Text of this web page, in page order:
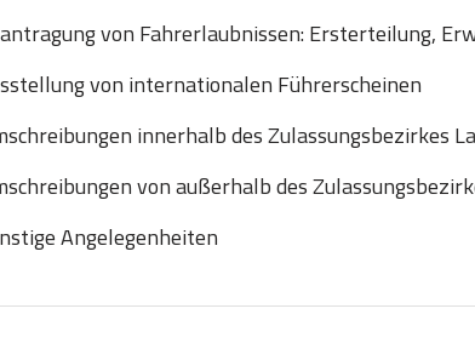
von Fahrerlaubnissen: Ersterteilung,
von internationalen Führerscheinen
innerhalb des Zulassungsbezirkes
von außerhalb des
Angelegenheiten